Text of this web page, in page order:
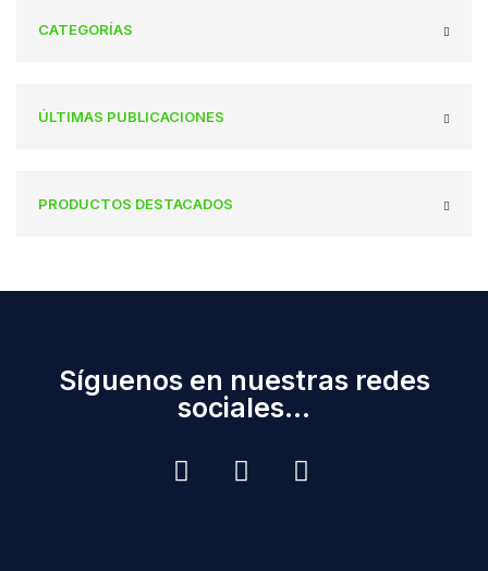
CATEGORÍAS
ÚLTIMAS PUBLICACIONES
PRODUCTOS DESTACADOS
Síguenos en nuestras redes
sociales...